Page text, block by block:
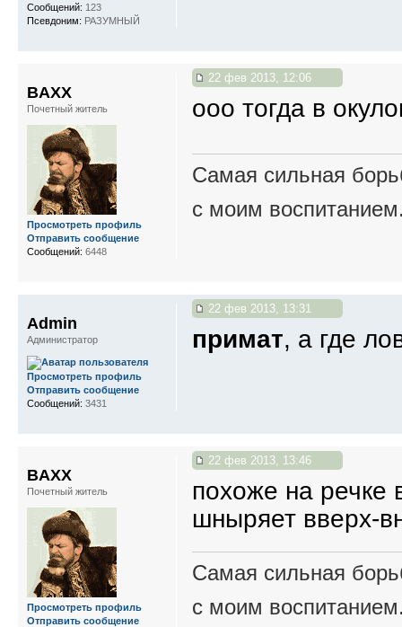
Сообщений: 123
Псевдоним: РАЗУМНЫЙ
22 фев 2013, 12:06
ооо тогда в
Самая сильная
с моим
BAXX
Почетный житель
Просмотреть профиль
Отправить сообщение
Сообщений: 6448
22 фев 2013, 13:31
примат, а где
Admin
Администратор
Просмотреть профиль
Отправить сообщение
Сообщений: 3431
22 фев 2013, 13:46
похоже на речке
шныряет вверх-
Самая сильная
с моим
BAXX
Почетный житель
Просмотреть профиль
Отправить сообщение